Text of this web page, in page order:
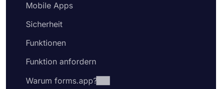
Mobile Apps
Sicherheit
Funktionen
Funktion anfordern
Warum forms.app?